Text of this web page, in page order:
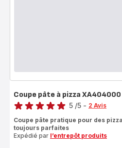
Coupe pâte à pizza XA404000
Note
5
étoiles
5 /5 - 2 Avis
Coupe pâte pratique pour des
toujours parfaites
Expédié par l’entrepôt produits